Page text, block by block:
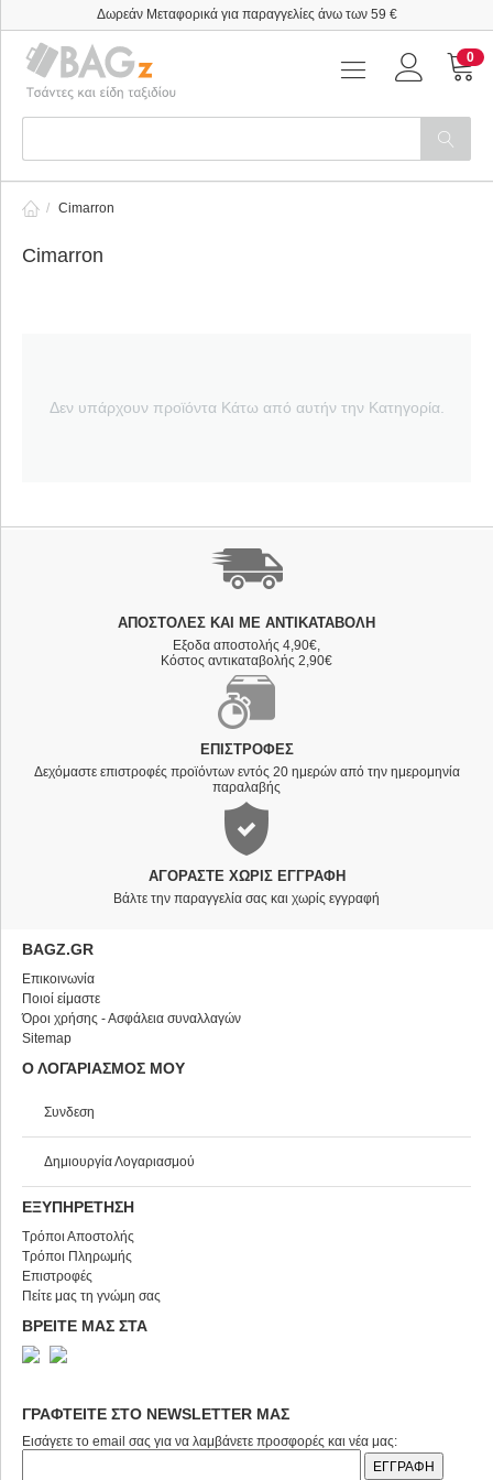
Δωρεάν Μεταφορικά για παραγγελίες άνω των 59 €
0
/ Cimarron
Cimarron
Δεν υπάρχουν προϊόντα Κάτω από αυτήν την Κατηγορία.
ΑΠΟΣΤΟΛΈΣ ΚΑΙ ΜΕ ΑΝΤΙΚΑΤΑΒΟΛΗ
Εξοδα αποστολής 4,90€,
Κόστος αντικαταβολής 2,90€
ΕΠΙΣΤΡΟΦΈΣ
Δεχόμαστε επιστροφές προϊόντων εντός 20 ημερών από την ημερομηνία
παραλαβής
ΑΓΟΡΆΣΤΕ ΧΩΡΊΣ ΕΓΓΡΑΦΉ
Βάλτε την παραγγελία σας και χωρίς εγγραφή
BAGZ.GR
Επικοινωνία
Ποιοί είμαστε
Όροι χρήσης - Ασφάλεια συναλλαγών
Sitemap
Ο ΛΟΓΑΡΙΑΣΜΟΣ ΜΟΥ
Συνδεση
Δημιουργία Λογαριασμού
ΕΞΥΠΗΡΕΤΗΣΗ
Τρόποι Αποστολής
Τρόποι Πληρωμής
Επιστροφές
Πείτε μας τη γνώμη σας
ΒΡΕΙΤΕ ΜΑΣ ΣΤΑ
ΓΡΑΦΤΕΙΤΕ ΣΤΟ NEWSLETTER ΜΑΣ
Εισάγετε το email σας για να λαμβάνετε προσφορές και νέα μας: